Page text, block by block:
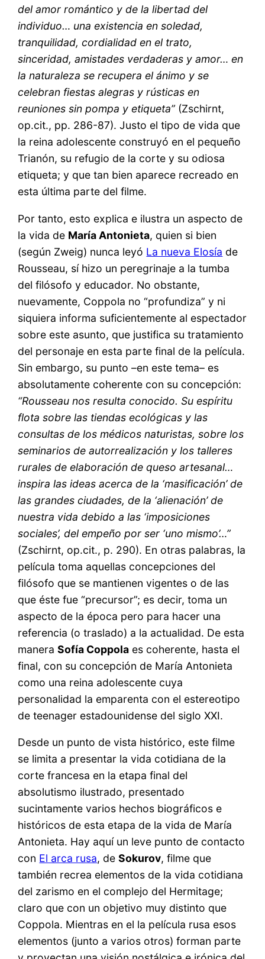
del amor romántico y de la libertad del
individuo… una existencia en soledad,
tranquilidad, cordialidad en el trato,
sinceridad, amistades verdaderas y amor… en
la naturaleza se recupera el ánimo y se
celebran fiestas alegras y rústicas en
reuniones sin pompa y etiqueta” (Zschirnt,
op.cit., pp. 286-87). Justo el tipo de vida que
la reina adolescente construyó en el pequeño
Trianón, su refugio de la corte y su odiosa
etiqueta; y que tan bien aparece recreado en
esta última parte del filme.
Por tanto, esto explica e ilustra un aspecto de
la vida de María Antonieta, quien si bien
(según Zweig) nunca leyó La nueva Elosía de
Rousseau, sí hizo un peregrinaje a la tumba
del filósofo y educador. No obstante,
nuevamente, Coppola no “profundiza” y ni
siquiera informa suficientemente al espectador
sobre este asunto, que justifica su tratamiento
del personaje en esta parte final de la película.
Sin embargo, su punto –en este tema– es
absolutamente coherente con su concepción:
“Rousseau nos resulta conocido. Su espíritu
flota sobre las tiendas ecológicas y las
consultas de los médicos naturistas, sobre los
seminarios de autorrealización y los talleres
rurales de elaboración de queso artesanal…
inspira las ideas acerca de la ‘masificación’ de
las grandes ciudades, de la ‘alienación’ de
nuestra vida debido a las ‘imposiciones
sociales’, del empeño por ser ‘uno mismo’…”
(Zschirnt, op.cit., p. 290). En otras palabras, la
película toma aquellas concepciones del
filósofo que se mantienen vigentes o de las
que éste fue “precursor”; es decir, toma un
aspecto de la época pero para hacer una
referencia (o traslado) a la actualidad. De esta
maneraSofía Coppola es coherente, hasta el
final, con su concepción de María Antonieta
como una reina adolescente cuya
personalidad la emparenta con el estereotipo
de teenager estadounidense del siglo XXI.
Desde un punto de vista histórico, este filme
se limita a presentar la vida cotidiana de la
corte francesa en la etapa final del
absolutismo ilustrado, presentado
sucintamente varios hechos biográficos e
históricos de esta etapa de la vida de María
Antonieta. Hay aquí un leve punto de contacto
con El arca rusa, deSokurov, filme que
también recrea elementos de la vida cotidiana
del zarismo en el complejo del Hermitage;
claro que con un objetivo muy distinto que
Coppola. Mientras en el la película rusa esos
elementos (junto a varios otros) forman parte